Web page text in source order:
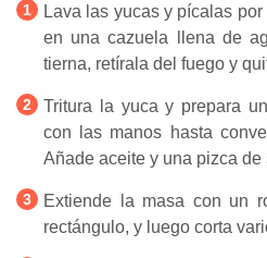
Lava las yucas y pícalas
en una cazuela llena de
tierna, retírala del fuego y
Tritura la yuca y prepara
con las manos hasta
Añade aceite y una pizca de
Extiende la masa con un
rectángulo, y luego corta